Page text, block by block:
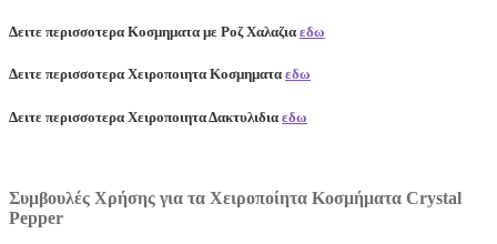
Δειτε περισσοτερα Κοσμηματα με Ροζ Χαλαζια εδω
Δειτε περισσοτερα Χειροποιητα Κοσμηματα εδω
Δειτε περισσοτερα Χειροποιητα Δακτυλιδια εδω
Συμβουλές Χρήσης για τα Χειροποίητα Κοσμήματα Crystal
Pepper